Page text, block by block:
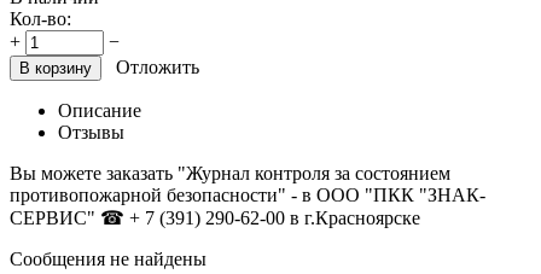
Кол-во:
+
−
В корзину Отложить
Описание
Отзывы
Вы можете заказать "Журнал контроля за состоянием
противопожарной безопасности" - в ООО "ПКК "ЗНАК-
СЕРВИС" ☎ + 7 (391) 290-62-00 в г.Красноярске
Сообщения не найдены